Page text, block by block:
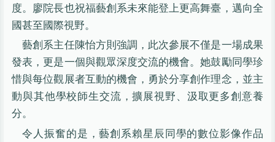
度。廖院長也祝福藝創系未來能登上更高舞臺，邁向全
國甚至國際視野。
藝創系主任陳怡方則強調，此次參展不僅是一場成果
發表，更是一個與觀眾深度交流的機會。她鼓勵同學珍
惜與每位觀展者互動的機會，勇於分享創作理念，並主
動與其他學校師生交流，擴展視野、汲取更多創意養
分。
令人振奮的是，藝創系賴星辰同學的數位影像作品